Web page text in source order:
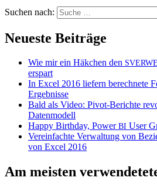
Suchen nach:
Neueste Beiträge
Wie mir ein Häkchen den
erspart
In Excel 2016 liefern berechnete
Ergebnisse
Bald als Video: Pivot-Berichte
Datenmodell
Happy Birthday, PowerBI User
Vereinfachte Verwaltung von
von Excel 2016
Am meisten